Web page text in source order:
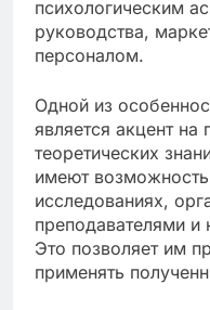
психологическим
руководства,
персоналом.
Одной из
является акцент
теоретических
имеют возможность
исследованиях,
преподавателями и
Это позволяет им
применять